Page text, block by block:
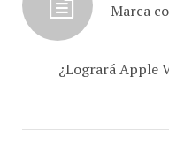
¿Logrará Apple